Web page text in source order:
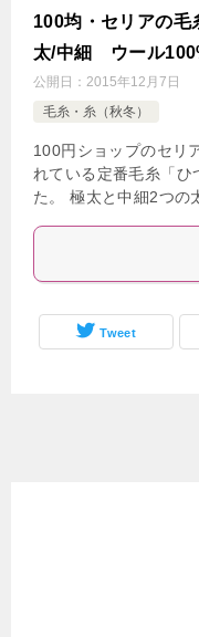
100均・セリアの
太/中細 ウール
公開日： 2015年12月7日
毛糸・糸（秋冬）
100円ショップのセリ
れている定番毛糸「ひ
た。 極太と中細2つの
Tweet